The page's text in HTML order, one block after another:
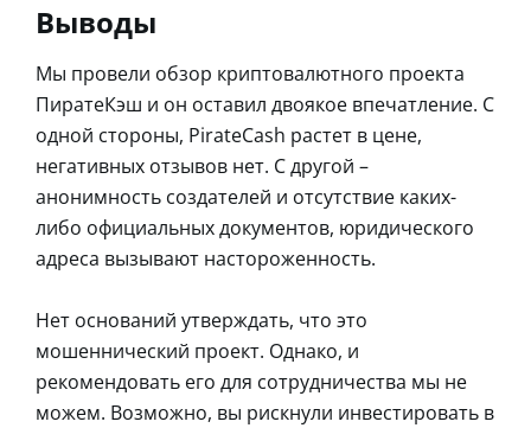
Выводы
Мы провели обзор криптовалютного проекта
ПиратеКэш и он оставил двоякое впечатление. С
одной стороны, PirateCash растет в цене,
негативных отзывов нет. С другой –
анонимность создателей и отсутствие каких-
либо официальных документов, юридического
адреса вызывают настороженность.
Нет оснований утверждать, что это
мошеннический проект. Однако, и
рекомендовать его для сотрудничества мы не
можем. Возможно, вы рискнули инвестировать в